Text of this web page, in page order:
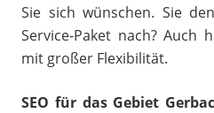
Sie sich wünschen. Sie
Service-Paket nach? Auch
mit großer Flexibilität.
SEO für das Gebiet